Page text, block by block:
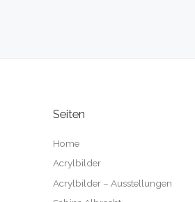
Seiten
Home
Acrylbilder
Acrylbilder – Ausstellungen